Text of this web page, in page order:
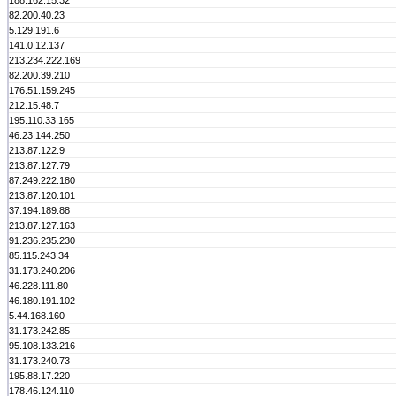
82.200.40.23
5.129.191.6
141.0.12.137
213.234.222.169
82.200.39.210
176.51.159.245
212.15.48.7
195.110.33.165
46.23.144.250
213.87.122.9
213.87.127.79
87.249.222.180
213.87.120.101
37.194.189.88
213.87.127.163
91.236.235.230
85.115.243.34
31.173.240.206
46.228.111.80
46.180.191.102
5.44.168.160
31.173.242.85
95.108.133.216
31.173.240.73
195.88.17.220
178.46.124.110